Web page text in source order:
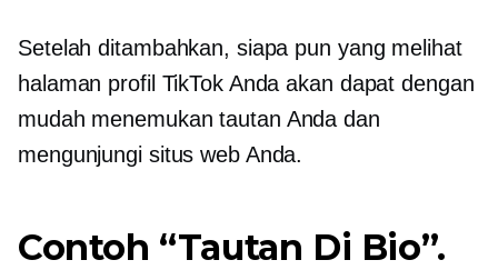
Setelah ditambahkan, siapa pun yang melihat
halaman profil TikTok Anda akan dapat dengan
mudah menemukan tautan Anda dan
mengunjungi situs web Anda.
Contoh “Tautan Di Bio”.